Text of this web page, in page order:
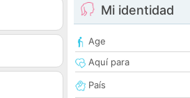
Mi identidad
Age
Aquí para
País